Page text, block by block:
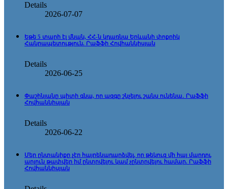
Details
2026-07-07
Եթե 5 տարի էլ մնան, ՀՀ-ն կդառնա Երևանի փոքրիկ
Հանրապետություն. Րաֆֆի Հովհաննիսյան
Details
2026-06-25
Փաշինյանը պիտի գնա, որ ազգը շնչելու շանս ունենա․ Րաֆֆի
Հովհաննիսյան
Details
2026-06-22
Մեր ընտանիքը չէր հայրենադարձվել, որ թեկուզ մի հայ մարդու
արյուն թափվեր իմ ընտրվելու կամ չընտրվելու համար. Րաֆֆի
Հովհաննիսյան